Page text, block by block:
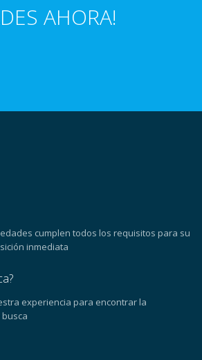
AHORA!
cumplen todos los requisitos para su
inmediata
experiencia para encontrar la